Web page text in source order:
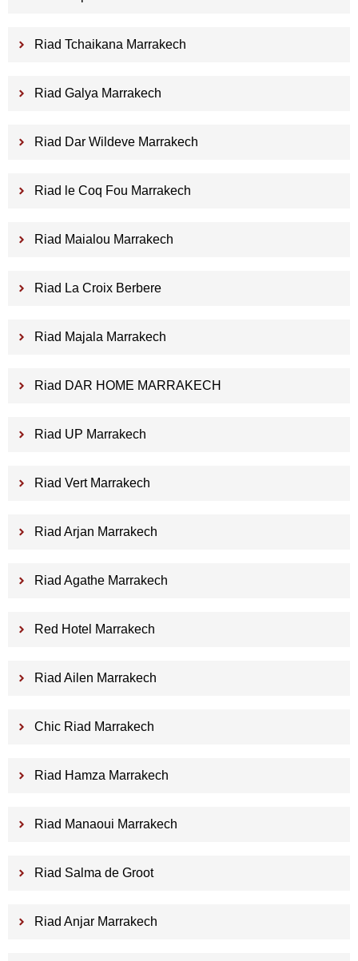
Riad Tchaikana Marrakech
Riad Galya Marrakech
Riad Dar Wildeve Marrakech
Riad le Coq Fou Marrakech
Riad Maialou Marrakech
Riad La Croix Berbere
Riad Majala Marrakech
Riad DAR HOME MARRAKECH
Riad UP Marrakech
Riad Vert Marrakech
Riad Arjan Marrakech
Riad Agathe Marrakech
Red Hotel Marrakech
Riad Ailen Marrakech
Chic Riad Marrakech
Riad Hamza Marrakech
Riad Manaoui Marrakech
Riad Salma de Groot
Riad Anjar Marrakech